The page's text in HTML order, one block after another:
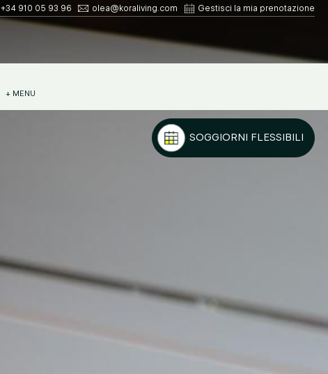
PRENOTA
+34 910 05 93 96 olea@koraliving.com Gestisci la mia prenotazione
+ MENU